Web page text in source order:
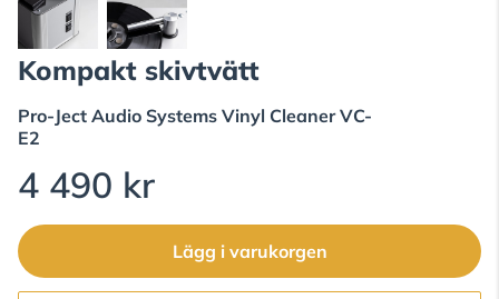
Kompakt skivtvätt
Pro-Ject Audio Systems Vinyl Cleaner VC-
E2
4 490 kr
Lägg i varukorgen